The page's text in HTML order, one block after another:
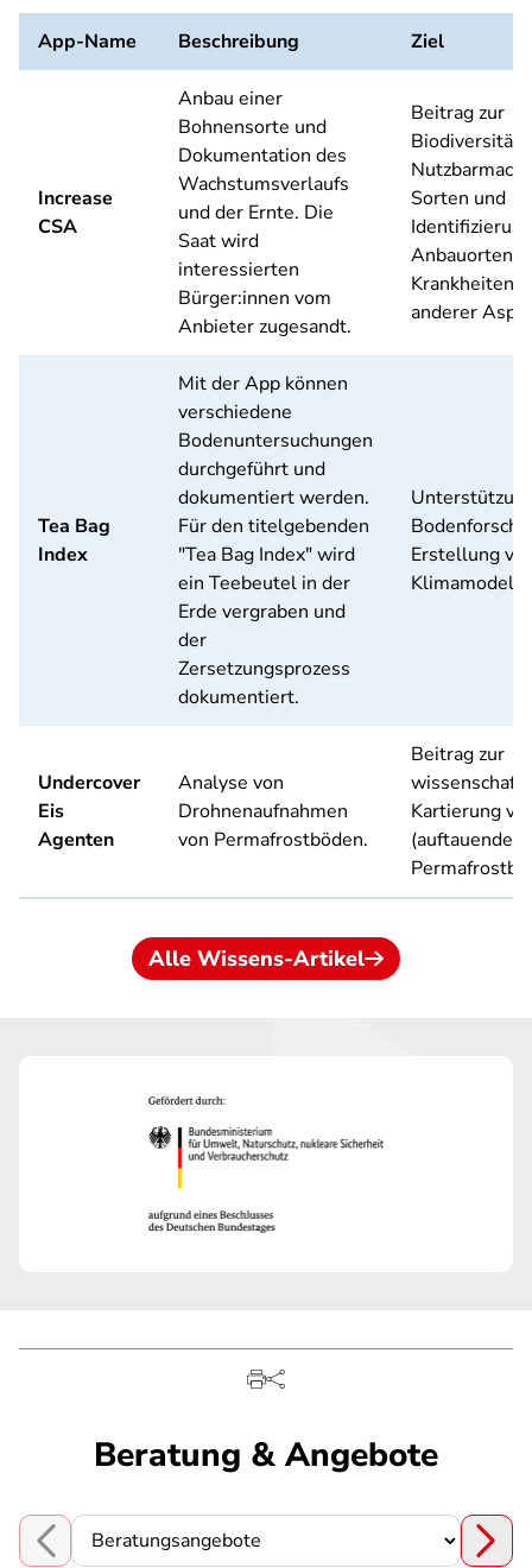
App-Name Beschreibung Ziel
Increase
CSA
Anbau einer
Bohnensorte und
Dokumentation des
Wachstumsverlaufs
und der Ernte. Die
Saat wird
interessierten
Bürger:innen vom
Anbieter zugesandt.
Beitrag zur
Sorten und
Anbauorten,
Krankheiten
anderer
Tea Bag
Index
Mit der App können
verschiedene
Bodenuntersuchungen
durchgeführt und
dokumentiert werden.
Für den titelgebenden
"Tea Bag Index" wird
ein Teebeutel in der
Erde vergraben und
der
Zersetzungsprozess
dokumentiert.
Erstellung
Undercover
Eis
Agenten
Analyse von
Drohnenaufnahmen
von Permafrostböden.
Beitrag zur
Kartierung
(auftauenden)
Alle Wissens-Artikel
Beratung & Angebote
Choose a section